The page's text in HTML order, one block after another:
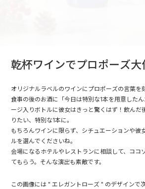
乾杯ワインでプロポーズ大
オリジナルラベルのワインにプロポーズの言葉を
食事の後のお酒に「今日は特別な1本を用意した
ージ入りボトルに彼女はきっと驚くはず！飲んだ
りたい、特別な1本に。
もちろんワインに限らず、シチュエーションや彼
ルを選んでくださいね。
会場になるホテルやレストランに相談して、ココ
てもらう。そんな演出も素敵です。
この画像には " エレガントローズ " のデザインで